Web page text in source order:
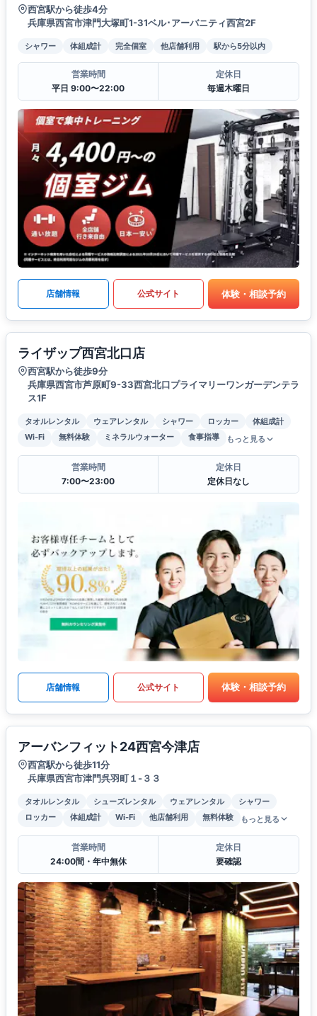
西宮駅から徒歩4分
兵庫県西宮市津門大塚町1-31ベル･アーバニティ西宮2F
シャワー 体組成計 完全個室 他店舗利用 駅から5分以内
営業時間
平日 9:00〜22:00
定休日
毎週木曜日
店舗情報 公式サイト 体験・相談予約
ライザップ西宮北口店
西宮駅から徒歩9分
兵庫県西宮市芦原町9-33西宮北口プライマリーワンガーデンテラ
ス1F
タオルレンタル ウェアレンタル シャワー ロッカー
体組成計
Wi-Fi
無料体験 ミネラルウォーター 食事指導 もっと見る
営業時間
7:00〜23:00
定休日
定休日なし
店舗情報 公式サイト 体験・相談予約
アーバンフィット24西宮今津店
西宮駅から徒歩11分
兵庫県西宮市津門呉羽町１-３３
タオルレンタル シューズレンタル ウェアレンタル
シャワー
ロッカー
体組成計 Wi-Fi 他店舗利用 無料体験 もっと見る
営業時間
24:00間・年中無休
定休日
要確認